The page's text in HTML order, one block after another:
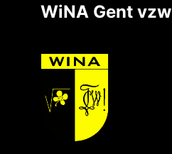
WiNA Gent vzw